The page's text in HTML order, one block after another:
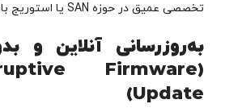
تخصصی عمیق در حوزه SAN یا استوریج باشد.
به‌روزرسانی آنلاین و
Firmware
Update)